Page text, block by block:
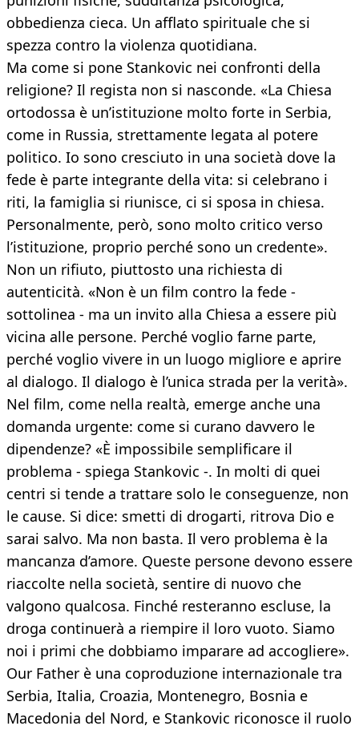
obbedienza cieca. Un afflato spirituale che si
spezza contro la violenza quotidiana.
Ma come si pone Stankovic nei confronti della
religione? Il regista non si nasconde. «La Chiesa
ortodossa è un’istituzione molto forte in Serbia,
come in Russia, strettamente legata al potere
politico. Io sono cresciuto in una società dove la
fede è parte integrante della vita: si celebrano i
riti, la famiglia si riunisce, ci si sposa in chiesa.
Personalmente, però, sono molto critico verso
l’istituzione, proprio perché sono un credente».
Non un rifiuto, piuttosto una richiesta di
autenticità. «Non è un film contro la fede -
sottolinea - ma un invito alla Chiesa a essere più
vicina alle persone. Perché voglio farne parte,
perché voglio vivere in un luogo migliore e aprire
al dialogo. Il dialogo è l’unica strada per la verità».
Nel film, come nella realtà, emerge anche una
domanda urgente: come si curano davvero le
dipendenze? «È impossibile semplificare il
problema - spiega Stankovic -. In molti di quei
centri si tende a trattare solo le conseguenze, non
le cause. Si dice: smetti di drogarti, ritrova Dio e
sarai salvo. Ma non basta. Il vero problema è la
mancanza d’amore. Queste persone devono essere
riaccolte nella società, sentire di nuovo che
valgono qualcosa. Finché resteranno escluse, la
droga continuerà a riempire il loro vuoto. Siamo
noi i primi che dobbiamo imparare ad accogliere».
Our Father è una coproduzione internazionale tra
Serbia, Italia, Croazia, Montenegro, Bosnia e
Macedonia del Nord, e Stankovic riconosce il ruolo